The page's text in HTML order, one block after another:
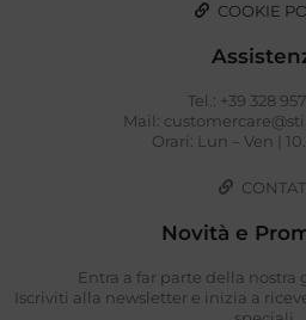
COOKIE
Tel.: +39 328
Mail:
Orari: Lun – Ven |
Novità e
Entra a far parte della
Iscriviti alla newsletter e inizia a